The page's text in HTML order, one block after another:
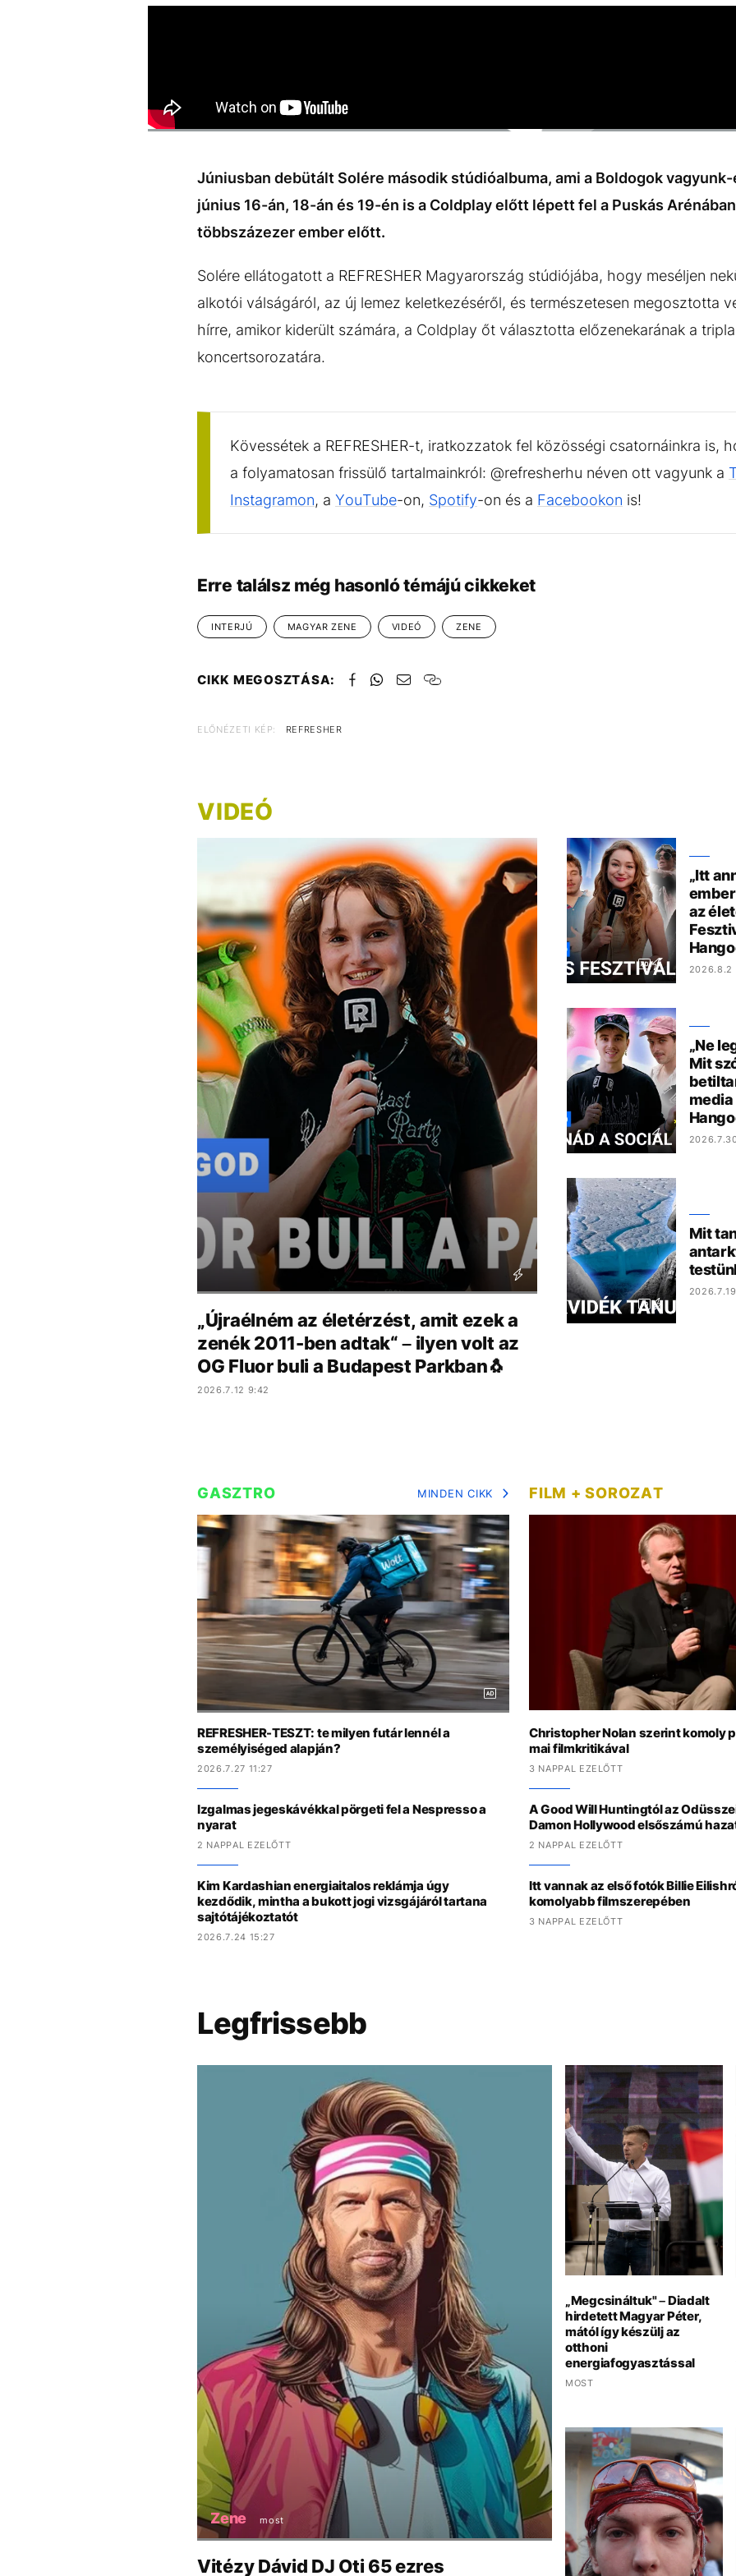
EGYÉB FORMÁTUMOK REFRESHER
Júniusban debütált Solére második stúdióalbuma, ami a Boldogok
június 16-án, 18-án és 19-én is a Coldplay előtt lépett fel a Puskás
többszázezer ember előtt.
Solére ellátogatott a REFRESHER Magyarország stúdiójába, hogy meséljen
alkotói válságáról, az új lemez keletkezéséről, és természetesen megosztotta
hírre, amikor kiderült számára, a Coldplay őt választotta előzenekarának a
koncertsorozatára.
Kövessétek a REFRESHER-t, iratkozzatok fel közösségi csatornáinkra is,
a folyamatosan frissülő tartalmainkról: @refresherhu néven ott vagyunk a
Instagramon, a YouTube-on, Spotify-on és a Facebookon is!
Erre találsz még hasonló témájú cikkeket
INTERJÚ MAGYAR ZENE VIDEÓ ZENE
CIKK MEGOSZTÁSA:
ELŐNÉZETI KÉP: REFRESHER
VIDEÓ
„Újraélném az életérzést, amit ezek a
zenék 2011-ben adtak“ – ilyen volt az
OG Fluor buli a Budapest Parkban🐧
2026.7.12 9:42
„Itt
az
2026.8.2
„Ne
Mit
media
Mit
GASZTRO MINDEN CIKK
REFRESHER-TESZT: te milyen futár lennél a
személyiséged alapján?
2026.7.27 11:27
Izgalmas jegeskávékkal pörgeti fel a Nespresso a
nyarat
2 NAPPAL EZELŐTT
Kim Kardashian energiaitalos reklámja úgy
kezdődik, mintha a bukott jogi vizsgájáról tartana
sajtótájékoztatót
2026.7.24 15:27
FILM + SOROZAT
Christopher Nolan szerint komoly
mai filmkritikával
3 NAPPAL EZELŐTT
A Good Will Huntingtól az
Damon Hollywood elsőszámú
2 NAPPAL EZELŐTT
Itt vannak az első fotók Billie
komolyabb filmszerepében
3 NAPPAL EZELŐTT
Legfrissebb
Zene most
Vitézy Dávid DJ Oti 65 ezres
„Megcsináltuk" – Diadalt
hirdetett Magyar Péter,
mától így készülj az
otthoni
energiafogyasztással
MOST